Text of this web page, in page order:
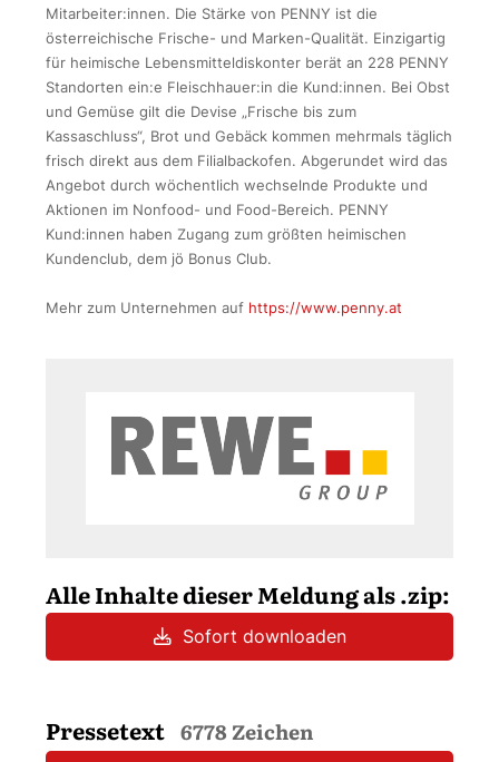
Mitarbeiter:innen. Die Stärke von PENNY ist die
österreichische Frische- und Marken-Qualität. Einzigartig
für heimische Lebensmitteldiskonter berät an 228 PENNY
Standorten ein:e Fleischhauer:in die Kund:innen. Bei Obst
und Gemüse gilt die Devise „Frische bis zum
Kassaschluss“, Brot und Gebäck kommen mehrmals täglich
frisch direkt aus dem Filialbackofen. Abgerundet wird das
Angebot durch wöchentlich wechselnde Produkte und
Aktionen im Nonfood- und Food-Bereich. PENNY
Kund:innen haben Zugang zum größten heimischen
Kundenclub, dem jö Bonus Club.
Mehr zum Unternehmen auf https://www.penny.at
Alle Inhalte dieser Meldung als .zip:
Sofort downloaden
Pressetext 6778 Zeichen